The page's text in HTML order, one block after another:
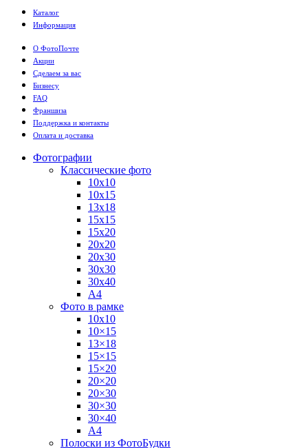
Каталог
Информация
О ФотоПочте
Акции
Сделаем за вас
Бизнесу
FAQ
Франшиза
Поддержка и контакты
Оплата и доставка
Фотографии
Классические фото
10х10
10х15
13х18
15х15
15х20
20х20
20х30
30х30
30х40
А4
Фото в рамке
10х10
10×15
13×18
15×15
15×20
20×20
20×30
30×30
30×40
A4
Полоски из ФотоБудки